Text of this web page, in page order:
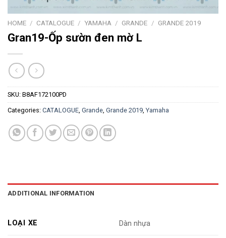
HOME / CATALOGUE / YAMAHA / GRANDE / GRANDE 2019
Gran19-Ốp sườn đen mờ L
SKU: B8AF172100PD
Categories: CATALOGUE, Grande, Grande 2019, Yamaha
ADDITIONAL INFORMATION
LOẠI XE Dàn nhựa